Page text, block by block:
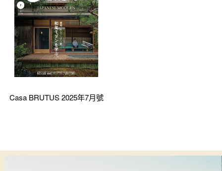
Casa BRUTUS 2025年7月號